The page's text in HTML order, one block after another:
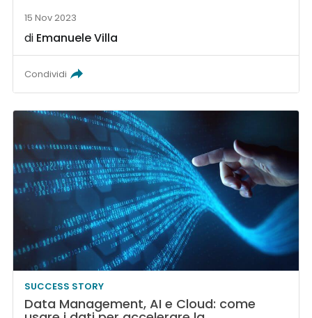
15 Nov 2023
di Emanuele Villa
Condividi
SUCCESS STORY
Data Management, AI e Cloud: come